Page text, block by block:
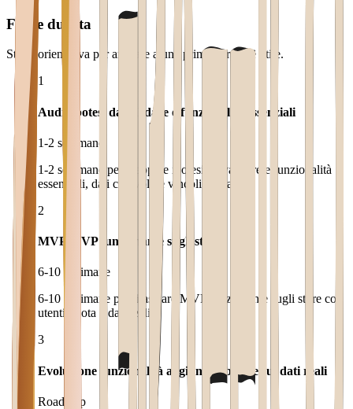
Fasi e durata
Stima orientativa per arrivare a una prima versione utile.
1
Audit ipotesi da validare e funzionalità essenziali
1-2 settimane
1-2 settimane per mappare ipotesi da validare e funzionalità
essenziali, dati coinvolti e vincoli operativi.
2
MVP MVP funzionante sugli store
6-10 settimane
6-10 settimane per rilasciare MVP funzionante sugli store con
utenti pilota e dati reali.
3
Evoluzione funzionalità aggiuntive basate sui dati reali
Roadmap